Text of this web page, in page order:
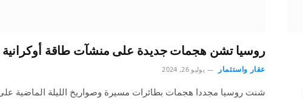
روسيا تشن هجمات جديدة على منشآت طاقة أوكرانية
عقار واستثمار يوليو 26, 2024
شنت روسيا مجددا هجمات بطائرات مسيرة وصواريخ الليلة الماضية